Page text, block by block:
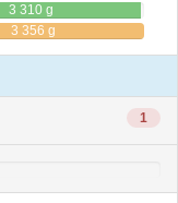
3 310 g
3 356 g
1